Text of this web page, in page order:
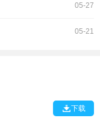
05-27
05-21
下载